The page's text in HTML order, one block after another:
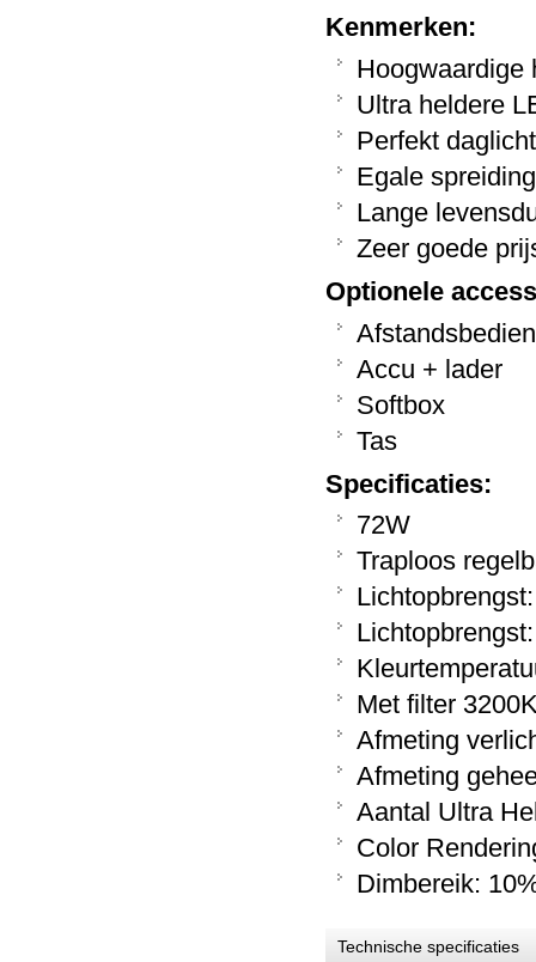
Kenmerken:
Hoogwaardige
Ultra heldere
Perfekt
Egale
Lange
Zeer goede
Optionele
Accu + lader
Softbox
Tas
Specificaties:
72W
Traploos
Met filter
Afmeting
Afmeting
Aantal Ultra
Color
Dimbereik:
Technische specificaties